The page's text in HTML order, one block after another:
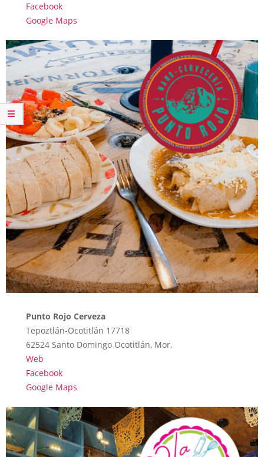
Facebook
Google Maps
Punto Rojo Cerveza
Tepoztlán-Ocotitlán 17718
62524 Santo Domingo Ocotitlán, Mor.
Web
Facebook
Google Maps